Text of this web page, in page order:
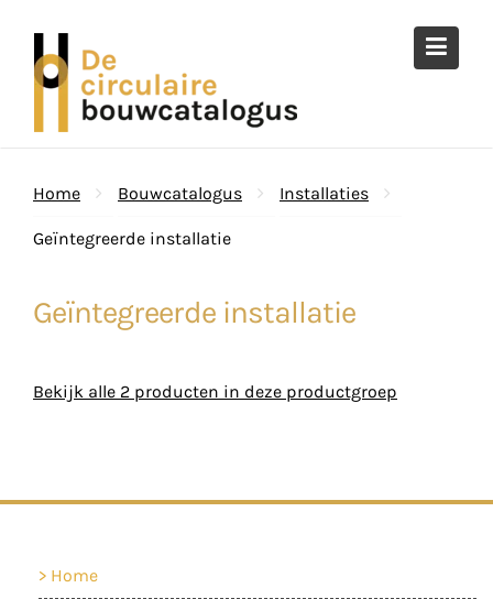
naar
inhoud
Home Bouwcatalogus Installaties
Geïntegreerde installatie
Geïntegreerde installatie
Bekijk alle 2 producten in deze productgroep
Home